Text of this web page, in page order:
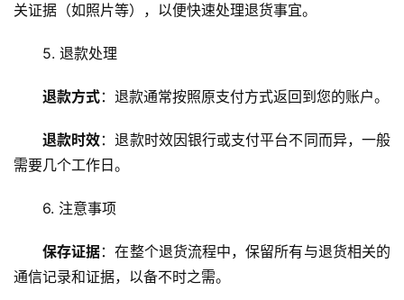
C
D
网
关证据（如照片等），以便快速处理退货事宜。
5. 退款处理
退款方式：退款通常按照原支付方式返回到您的账户。
退款时效：退款时效因银行或支付平台不同而异，一般
需要几个工作日。
6. 注意事项
保存证据：在整个退货流程中，保留所有与退货相关的
通信记录和证据，以备不时之需。